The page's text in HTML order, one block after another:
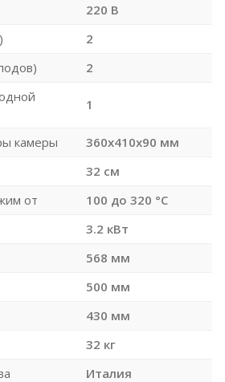
220 В
2
2
1
камеры
360х410х90 мм
32 см
от
100 до 320 °С
3.2 кВт
568 мм
500 мм
430 мм
32 кг
Италия